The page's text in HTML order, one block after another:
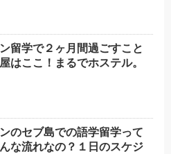
留学で２ヶ月間過ごすこと
はここ！まるでホステル。
のセブ島での語学留学って
な流れなの？１日のスケジ